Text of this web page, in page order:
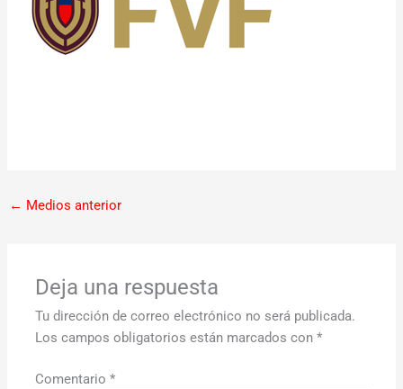
← Medios anterior
Deja una respuesta
Tu dirección de correo electrónico no será publicada.
Los campos obligatorios están marcados con*
Comentario*